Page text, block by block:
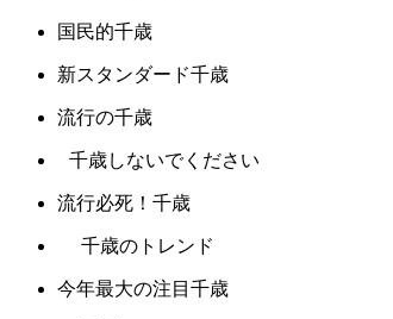
国民的千歳
新スタンダード千歳
流行の千歳
千歳しないでください
流行必死！千歳
千歳のトレンド
今年最大の注目千歳